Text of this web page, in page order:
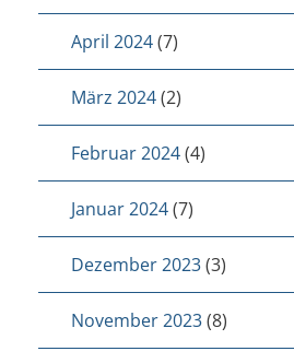
April 2024(7)
März 2024(2)
Februar 2024(4)
Januar 2024(7)
Dezember 2023(3)
November 2023(8)